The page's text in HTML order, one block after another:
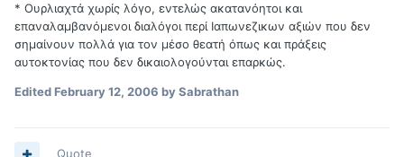
* Ουρλιαχτά χωρίς λόγο, εντελώς ακατανόητοι και
επαναλαμβανόμενοι διαλόγοι περί Ιαπωνεζικων αξιών που δεν
σημαίνουν πολλά για τον μέσο θεατή όπως και πράξεις
αυτοκτονίας που δεν δικαιολογούνται επαρκώς.
EditedFebruary 12, 2006 by Sabrathan
Quote